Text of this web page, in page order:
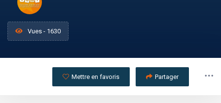
Vues - 1630
Mettre en favoris Partager